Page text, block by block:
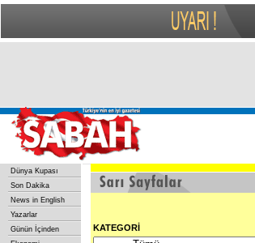
Dünya Kupası
Son Dakika
News in English
Yazarlar
Günün İçinden
KATEGORİ